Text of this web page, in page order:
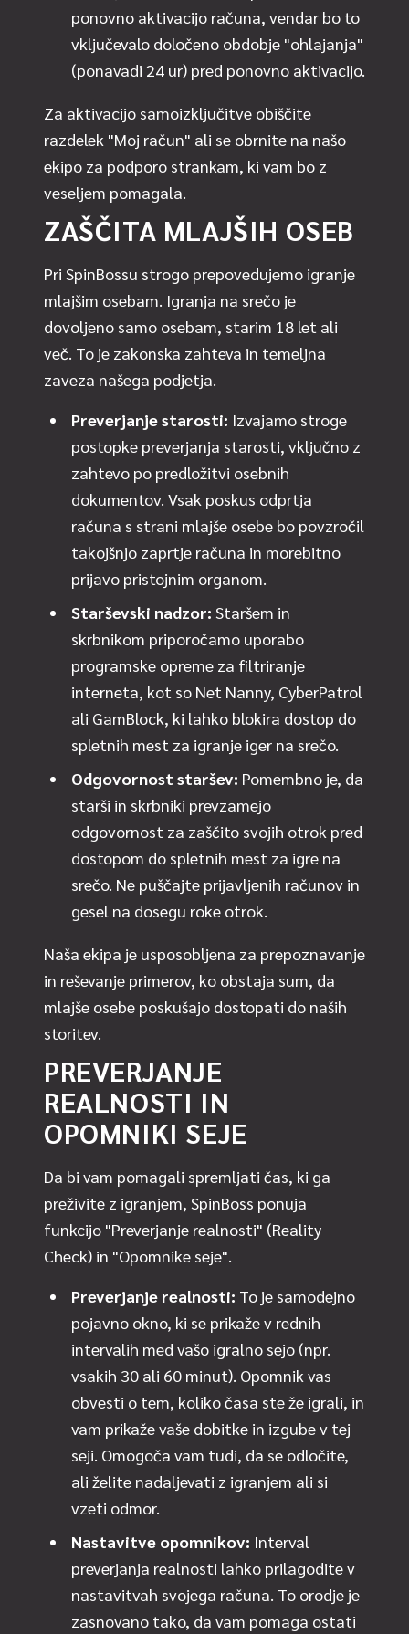
ponovno aktivacijo računa, vendar bo to
vključevalo določeno obdobje "ohlajanja"
(ponavadi 24 ur) pred ponovno aktivacijo.
Za aktivacijo samoizključitve obiščite
razdelek "Moj račun" ali se obrnite na našo
ekipo za podporo strankam, ki vam bo z
veseljem pomagala.
ZAŠČITA MLAJŠIH OSEB
Pri SpinBossu strogo prepovedujemo igranje
mlajšim osebam. Igranja na srečo je
dovoljeno samo osebam, starim 18 let ali
več. To je zakonska zahteva in temeljna
zaveza našega podjetja.
Preverjanje starosti: Izvajamo stroge
postopke preverjanja starosti, vključno z
zahtevo po predložitvi osebnih
dokumentov. Vsak poskus odprtja
računa s strani mlajše osebe bo povzročil
takojšnjo zaprtje računa in morebitno
prijavo pristojnim organom.
Starševski nadzor: Staršem in
skrbnikom priporočamo uporabo
programske opreme za filtriranje
interneta, kot so Net Nanny, CyberPatrol
ali GamBlock, ki lahko blokira dostop do
spletnih mest za igranje iger na srečo.
Odgovornost staršev: Pomembno je, da
starši in skrbniki prevzamejo
odgovornost za zaščito svojih otrok pred
dostopom do spletnih mest za igre na
srečo. Ne puščajte prijavljenih računov in
gesel na dosegu roke otrok.
Naša ekipa je usposobljena za prepoznavanje
in reševanje primerov, ko obstaja sum, da
mlajše osebe poskušajo dostopati do naših
storitev.
PREVERJANJE
REALNOSTI IN
OPOMNIKI SEJE
Da bi vam pomagali spremljati čas, ki ga
preživite z igranjem, SpinBoss ponuja
funkcijo "Preverjanje realnosti" (Reality
Check) in "Opomnike seje".
Preverjanje realnosti: To je samodejno
pojavno okno, ki se prikaže v rednih
intervalih med vašo igralno sejo (npr.
vsakih 30 ali 60 minut). Opomnik vas
obvesti o tem, koliko časa ste že igrali, in
vam prikaže vaše dobitke in izgube v tej
seji. Omogoča vam tudi, da se odločite,
ali želite nadaljevati z igranjem ali si
vzeti odmor.
Nastavitve opomnikov: Interval
preverjanja realnosti lahko prilagodite v
nastavitvah svojega računa. To orodje je
zasnovano tako, da vam pomaga ostati